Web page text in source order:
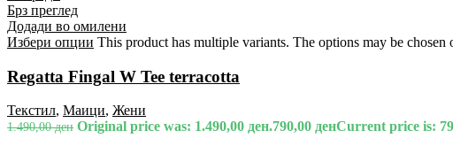
Брз преглед
Додади во омилени
Избери опции This product has multiple variants. The options may be chosen
Regatta Fingal W Tee terracotta
Текстил, Маици, Жени
1.490,00ден Original price was: 1.490,00 ден.790,00 денCurrent price is: